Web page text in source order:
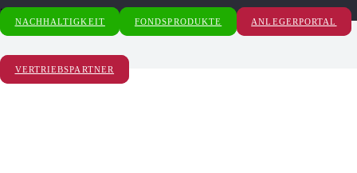
NACHHALTIGKEIT FONDSPRODUKTE ANLEGERPORTAL
VERTRIEBSPARTNER
Start
2025
Scholz und Partner erhöht Ausschüttungen für Anleger